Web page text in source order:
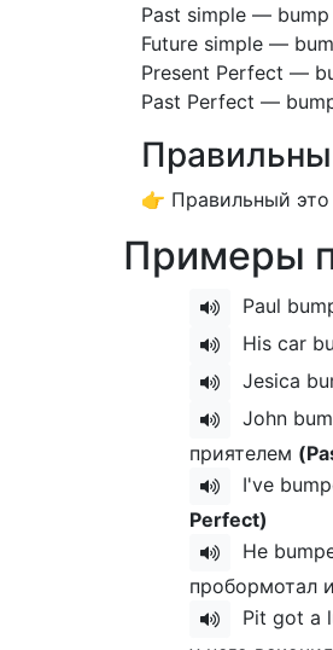
Past simple —
Future simple —
Present Perfect —
Past Perfect —
👉 Правильный это
Примеры
Paul
His car
Jesiсa
John
приятелем
I've
Perfect)
He
пробормотал
Pit got a